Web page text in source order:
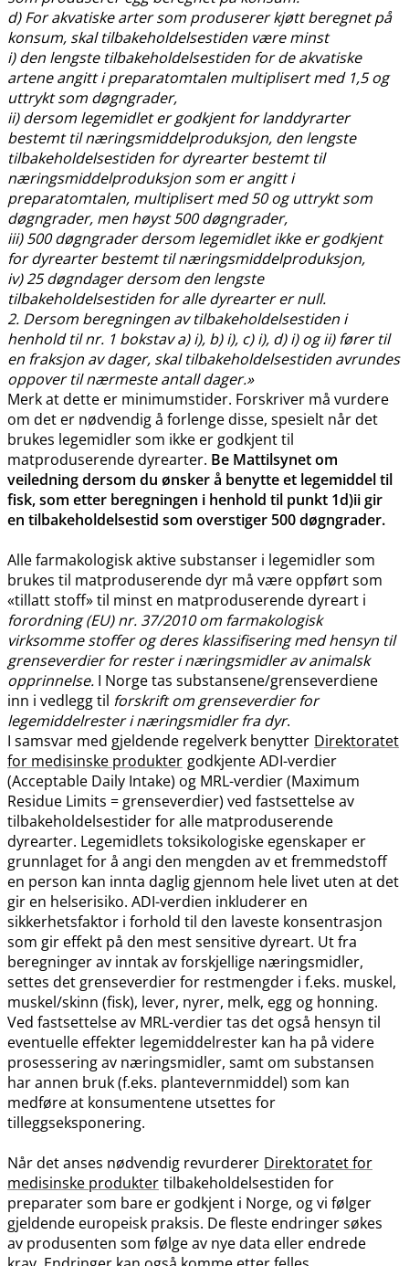
d) For akvatiske arter som produserer kjøtt beregnet på
konsum, skal tilbakeholdelsestiden være minst
i) den lengste tilbakeholdelsestiden for de akvatiske
artene angitt i preparatomtalen multiplisert med 1,5 og
uttrykt som døgngrader,
ii) dersom legemidlet er godkjent for landdyrarter
bestemt til næringsmiddelproduksjon, den lengste
tilbakeholdelsestiden for dyrearter bestemt til
næringsmiddelproduksjon som er angitt i
preparatomtalen, multiplisert med 50 og uttrykt som
døgngrader, men høyst 500 døgngrader,
iii) 500 døgngrader dersom legemidlet ikke er godkjent
for dyrearter bestemt til næringsmiddelproduksjon,
iv) 25 døgndager dersom den lengste
tilbakeholdelsestiden for alle dyrearter er null.
2. Dersom beregningen av tilbakeholdelsestiden i
henhold til nr. 1 bokstav a) i), b) i), c) i), d) i) og ii) fører til
en fraksjon av dager, skal tilbakeholdelsestiden avrundes
oppover til nærmeste antall dager.»
Merk at dette er minimumstider. Forskriver må vurdere
om det er nødvendig å forlenge disse, spesielt når det
brukes legemidler som ikke er godkjent til
matproduserende dyrearter. Be Mattilsynet om
veiledning dersom du ønsker å benytte et legemiddel til
fisk, som etter beregningen i henhold til punkt 1d)ii gir
en tilbakeholdelsestid som overstiger 500 døgngrader.
Alle farmakologisk aktive substanser i legemidler som
brukes til matproduserende dyr må være oppført som
«tillatt stoff» til minst en matproduserende dyreart i
forordning (EU) nr. 37/2010 om farmakologisk
virksomme stoffer og deres klassifisering med hensyn til
grenseverdier for rester i næringsmidler av animalsk
opprinnelse. I Norge tas substansene​/​grenseverdiene
inn i vedlegg til forskrift om grenseverdier for
legemiddelrester i næringsmidler fra dyr.
I samsvar med gjeldende regelverk benytter Direktoratet
for medisinske produkter godkjente ADI-verdier
(Acceptable Daily Intake) og MRL-verdier (Maximum
Residue Limits = grenseverdier) ved fastsettelse av
tilbakeholdelsestider for alle matproduserende
dyrearter. Legemidlets toksikologiske egenskaper er
grunnlaget for å angi den mengden av et fremmedstoff
en person kan innta daglig gjennom hele livet uten at det
gir en helserisiko. ADI-verdien inkluderer en
sikkerhetsfaktor i forhold til den laveste konsentrasjon
som gir effekt på den mest sensitive dyreart. Ut fra
beregninger av inntak av forskjellige næringsmidler,
settes det grenseverdier for restmengder i f.eks. muskel,
muskel​/​skinn (fisk), lever, nyrer, melk, egg og honning.
Ved fastsettelse av MRL-verdier tas det også hensyn til
eventuelle effekter legemiddelrester kan ha på videre
prosessering av næringsmidler, samt om substansen
har annen bruk (f.eks. plantevernmiddel) som kan
medføre at konsumentene utsettes for
tilleggseksponering.
Når det anses nødvendig revurderer Direktoratet for
medisinske produkter tilbakeholdelsestiden for
preparater som bare er godkjent i Norge, og vi følger
gjeldende europeisk praksis. De fleste endringer søkes
av produsenten som følge av nye data eller endrede